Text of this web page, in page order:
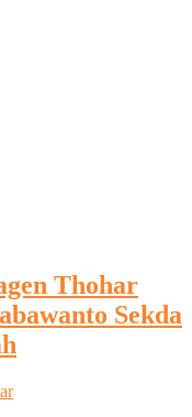
Thohar
Sekda
pada